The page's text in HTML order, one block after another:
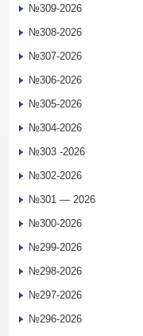
№309-2026
№308-2026
№307-2026
№306-2026
№305-2026
№304-2026
№303 -2026
№302-2026
№301 — 2026
№300-2026
№299-2026
№298-2026
№297-2026
№296-2026